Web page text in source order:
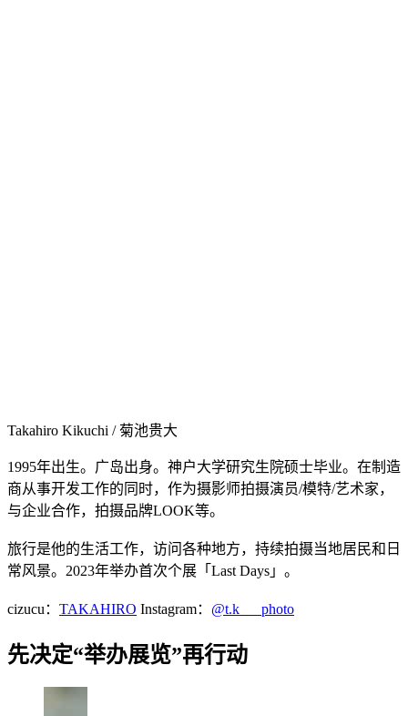
Takahiro Kikuchi / 菊池贵大
1995年出生。广岛出身。神户大学研究生院硕士毕业。在制造
商从事开发工作的同时，作为摄影师拍摄演员/模特/艺术家，
与企业合作，拍摄品牌LOOK等。
旅行是他的生活工作，访问各种地方，持续拍摄当地居民和日
常风景。2023年举办首次个展「Last Days」。
cizucu： TAKAHIRO Instagram： @t.k___photo
先决定“举办展览”再行动